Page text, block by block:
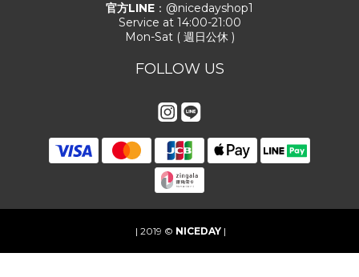
官方LINE ：@nicedayshop1
Service at 14:00-21:00
Mon-Sat ( 週日公休 )
FOLLOW US
| 2019 © NICEDAY |